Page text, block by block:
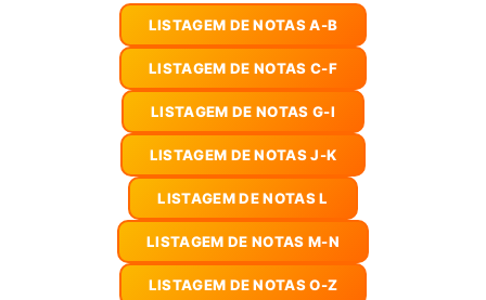
LISTAGEM DE NOTAS A-B
LISTAGEM DE NOTAS C-F
LISTAGEM DE NOTAS G-I
LISTAGEM DE NOTAS J-K
LISTAGEM DE NOTAS L
LISTAGEM DE NOTAS M-N
LISTAGEM DE NOTAS O-Z